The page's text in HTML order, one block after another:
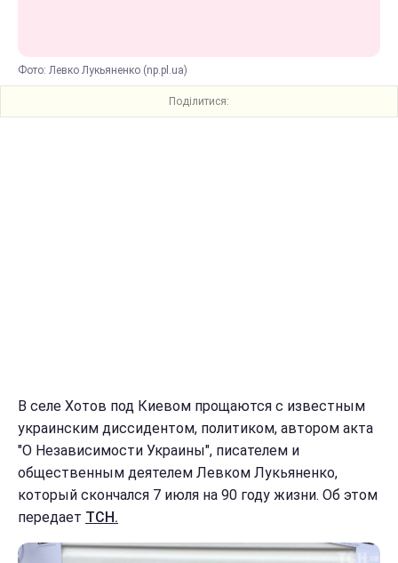
Фото: Левко Лукьяненко (np.pl.ua)
Поділитися:
В селе Хотов под Киевом прощаются с известным
украинским диссидентом, политиком, автором акта
"О Независимости Украины", писателем и
общественным деятелем Левком Лукьяненко,
который скончался 7 июля на 90 году жизни. Об этом
передает ТСН.